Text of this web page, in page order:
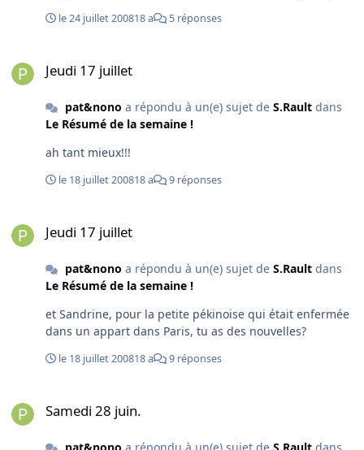
le 24 juillet 200818 a 5 réponses
Jeudi 17 juillet
pat&nono a répondu à un(e) sujet de S.Raultdans
Le Résumé de la semaine !
ah tant mieux!!!
le 18 juillet 200818 a 9 réponses
Jeudi 17 juillet
pat&nono a répondu à un(e) sujet de S.Raultdans
Le Résumé de la semaine !
et Sandrine, pour la petite pékinoise qui était enfermée
dans un appart dans Paris, tu as des nouvelles?
le 18 juillet 200818 a 9 réponses
Samedi 28 juin.